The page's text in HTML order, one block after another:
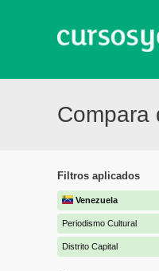
Compara
Filtros aplicados
Venezuela
Periodismo Cultural
Distrito Capital